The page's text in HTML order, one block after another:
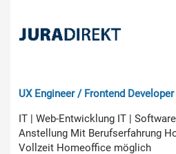
UX Engineer / Frontend
IT | Web-Entwicklung IT |
Anstellung Mit Berufserfahrung
Vollzeit Homeoffice möglich